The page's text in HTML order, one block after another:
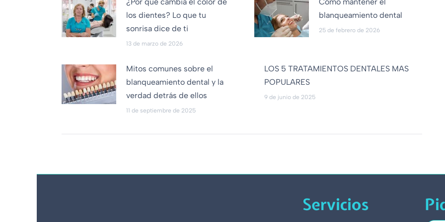
los dientes? Lo que tu
sonrisa dice de ti
13 de marzo de 2026
blanqueamiento dental
25 de febrero de 2026
Mitos comunes sobre el
blanqueamiento dental y la
verdad detrás de ellos
11 de septiembre de 2025
LOS 5 TRATAMIENTOS DENTALES MAS
POPULARES
9 de junio de 2025
Servicios